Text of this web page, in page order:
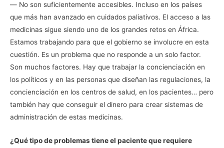
― No son suficientemente accesibles. Incluso en los países
que más han avanzado en cuidados paliativos. El acceso a las
medicinas sigue siendo uno de los grandes retos en África.
Estamos trabajando para que el gobierno se involucre en esta
cuestión. Es un problema que no responde a un solo factor.
Son muchos factores. Hay que trabajar la concienciación en
los políticos y en las personas que diseñan las regulaciones, la
concienciación en los centros de salud, en los pacientes… pero
también hay que conseguir el dinero para crear sistemas de
administración de estas medicinas.
¿Qué tipo de problemas tiene el paciente que requiere